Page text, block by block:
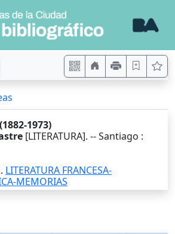
(1882-1973)
[LITERATURA]. --Santiago :
LITERATURA FRANCESA-
MEMORIAS